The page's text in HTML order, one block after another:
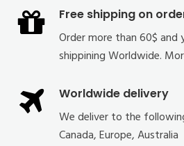
Free shipping on
Order more than 60$
shippining Worldwide.
Worldwide delivery
We deliver to the
Canada, Europe, Australia